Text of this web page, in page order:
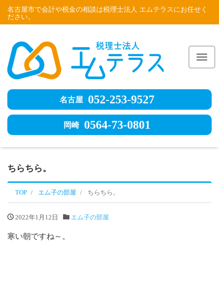
名古屋市で会計や税金の相談は税理士法人 エムテラスにお任せく
ださい。
名古屋 052-253-9527
岡崎 0564-73-0801
ちらちら。
TOP エム子の部屋 ちらちら。
2022年1月12日 エム子の部屋
寒い朝ですね～。